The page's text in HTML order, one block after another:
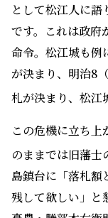
として松江人に
です。これは政府
命令。松江城も例
が決まり、明治8
札が決まり、松江
この危機に立ち
のままでは旧藩士
島鎮台に「落札額
残して欲しい」と